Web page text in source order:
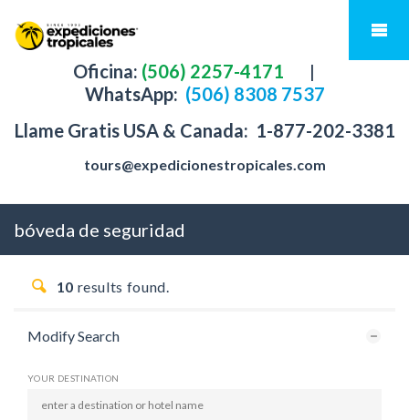
Oficina: (506) 2257-4171
|
WhatsApp: (506) 8308 7537
Llame Gratis USA & Canada: 1-877-202-3381
tours@expedicionestropicales.com
bóveda de seguridad
10 results found.
Modify Search
YOUR DESTINATION